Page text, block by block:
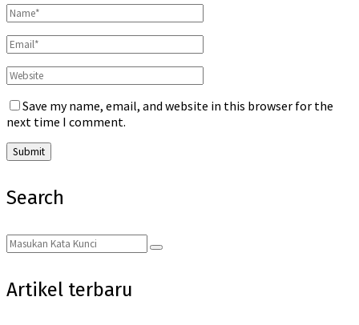
Save my name, email, and website in this browser for the
next time I comment.
Search
Search
for:
Search
Artikel terbaru